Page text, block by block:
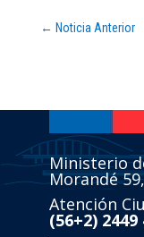
← Noticia Anterior
Ministerio
Morandé
Atención
(56+2) 2449